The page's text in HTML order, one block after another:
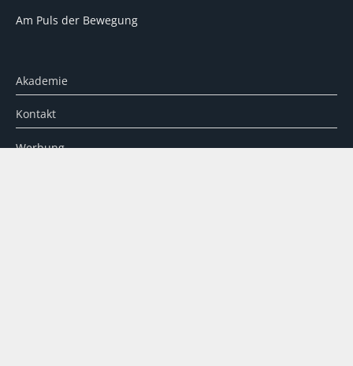
Am Puls der Bewegung
Akademie
Kontakt
Werbung